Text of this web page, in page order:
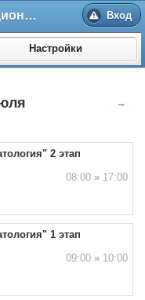
Портал Дистанционного обучения ВолгГМУ Вход
Настройки
→
2 этап
08:00 »17:00
1 этап
09:00 »10:00